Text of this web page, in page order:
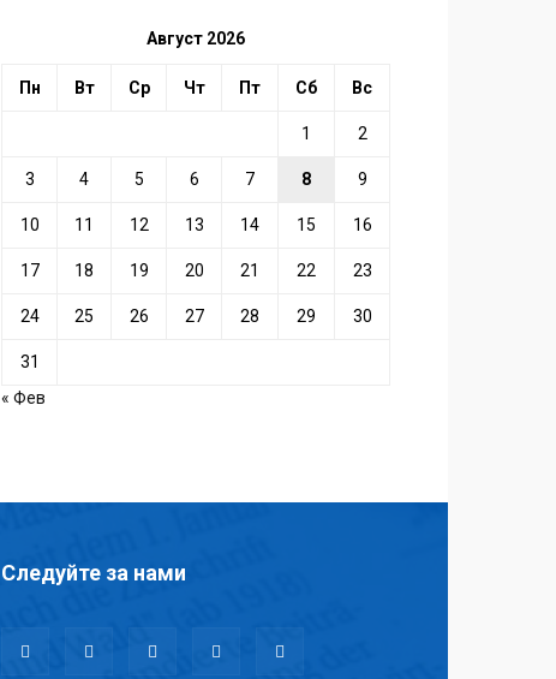
Август 2026
Пн Вт Ср Чт Пт Сб Вс
1 2
3 4 5 6 7 8 9
10 11 12 13 14 15 16
17 18 19 20 21 22 23
24 25 26 27 28 29 30
31
« Фев
Следуйте за нами